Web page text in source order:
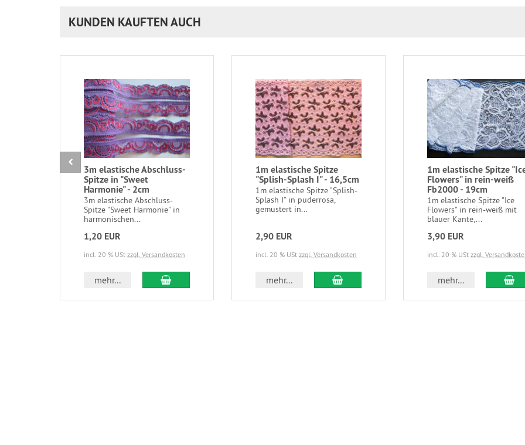
KUNDEN KAUFTEN AUCH
3m elastische Abschluss-
Spitze in "Sweet
Harmonie" - 2cm
3m elastische Abschluss-
Spitze "Sweet Harmonie" in
harmonischen...
1,20 EUR
incl. 20 % USt zzgl. Versandkosten
mehr... In den Warenkorb
1m elastische Spitze
"Splish-Splash I" - 16,5cm
1m elastische Spitze "Splish-
Splash I" in puderrosa,
gemustert in...
2,90 EUR
incl. 20 % USt zzgl. Versandkosten
mehr... In den Warenkorb
1m elastische Spitze
Flowers" in rein-weiß
Fb2000 - 19cm
1m elastische Spitze "Ice
Flowers" in rein-weiß mit
blauer Kante,...
3,90 EUR
incl. 20 % USt zzgl.
mehr... In